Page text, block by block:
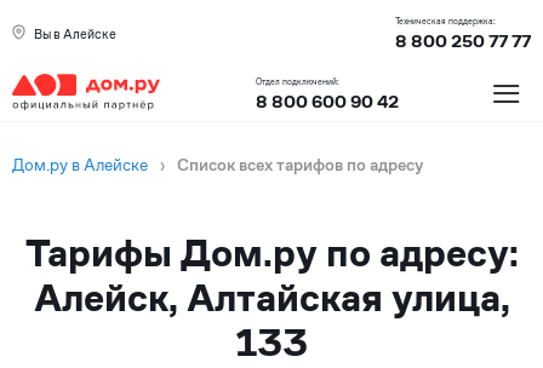
Вы в Алейске
Техническая поддержка:
8 800 250 77 77
Отдел подключений:
8 800 600 90 42 ≡
Дом.ру в Алейске › Список всех тарифов по адресу
Тарифы Дом.ру по адресу:
Алейск, Алтайская улица,
133